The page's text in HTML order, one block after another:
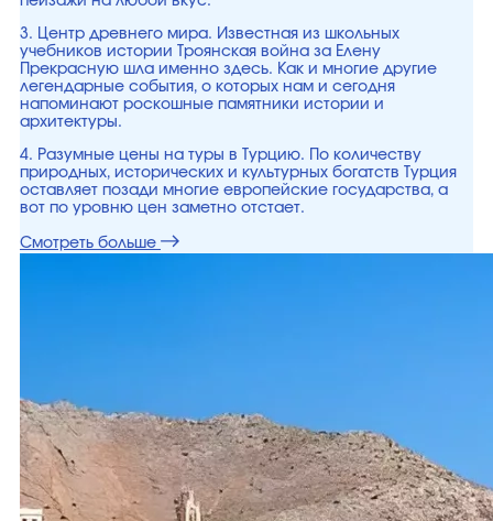
3. Центр древнего мира. Известная из школьных
учебников истории Троянская война за Елену
Прекрасную шла именно здесь. Как и многие другие
легендарные события, о которых нам и сегодня
напоминают роскошные памятники истории и
архитектуры.
4. Разумные цены на туры в Турцию. По количеству
природных, исторических и культурных богатств Турция
оставляет позади многие европейские государства, а
вот по уровню цен заметно отстает.
Смотреть больше